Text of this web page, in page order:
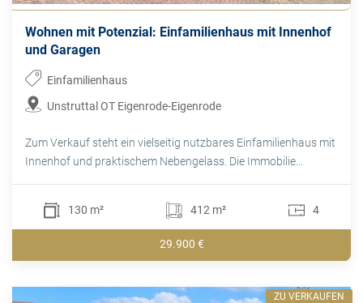
Wohnen mit Potenzial: Einfamilienhaus mit Innenhof
und Garagen
Einfamilienhaus
Unstruttal OT Eigenrode-Eigenrode
Zum Verkauf steht ein vielseitig nutzbares Einfamilienhaus mit
Innenhof und praktischem Nebengelass. Die Immobilie...
130 m² 412 m² 4
29.900 €
ZU VERKAUFEN